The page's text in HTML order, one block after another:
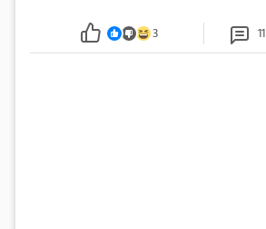
poslovanje nekretninama, a od osnutka nema
zaposlenih
3 11